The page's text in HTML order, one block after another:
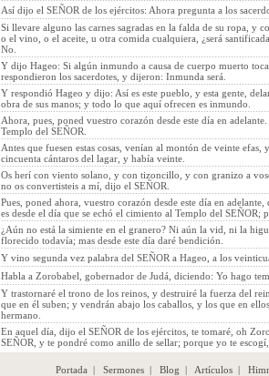
Así dijo el SEÑOR de los ejércitos: Ahora pregunta a los
Si llevare alguno las carnes sagradas en la falda de su ropa, y
o el vino, o el aceite, u otra comida cualquiera, ¿será
No.
Y dijo Hageo: Si algún inmundo a causa de cuerpo muerto
respondieron los sacerdotes, y dijeron: Inmunda será.
Y respondió Hageo y dijo: Así es este pueblo, y esta gente,
obra de sus manos; y todo lo que aquí ofrecen es inmundo.
Ahora, pues, poned vuestro corazón desde este día en
Templo del SEÑOR.
Antes que fuesen estas cosas, venían al montón de veinte
cincuenta cántaros del lagar, y había veinte.
Os herí con viento solano, y con tizoncillo, y con granizo a
no os convertisteis a mí, dijo el SEÑOR.
Pues, poned ahora, vuestro corazón desde este día en
es desde el día que se echó el cimiento al Templo del SEÑOR;
¿Aún no está la simiente en el granero? Ni aún la vid, ni la
florecido todavía; mas desde este día daré bendición.
Y vino segunda vez palabra del SEÑOR a Hageo, a los
Habla a Zorobabel, gobernador de Judá, diciendo: Yo hago
Y trastornaré el trono de los reinos, y destruiré la fuerza del
que en él suben; y vendrán abajo los caballos, y los que en
hermano.
En aquel día, dijo el SEÑOR de los ejércitos, te tomaré, oh
SEÑOR, y te pondré como anillo de sellar; porque yo te
Portada | Sermones| Blog | Artículos|